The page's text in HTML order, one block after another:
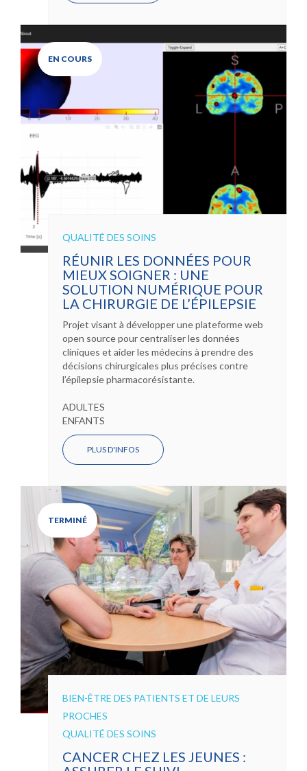
EN COURS
QUALITÉ DES SOINS
RÉUNIR LES DONNÉES POUR
MIEUX SOIGNER : UNE
SOLUTION NUMÉRIQUE POUR
LA CHIRURGIE DE L’ÉPILEPSIE
Projet visant à développer une plateforme web
open source pour centraliser les données
cliniques et aider les médecins à prendre des
décisions chirurgicales plus précises contre
l’épilepsie pharmacorésistante.
ADULTES
ENFANTS
PLUS D'INFOS
TERMINÉ
BIEN-ÊTRE DES PATIENTS ET DE LEURS
PROCHES
QUALITÉ DES SOINS
CANCER CHEZ LES JEUNES :